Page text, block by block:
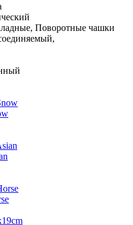
Поворотные чашки